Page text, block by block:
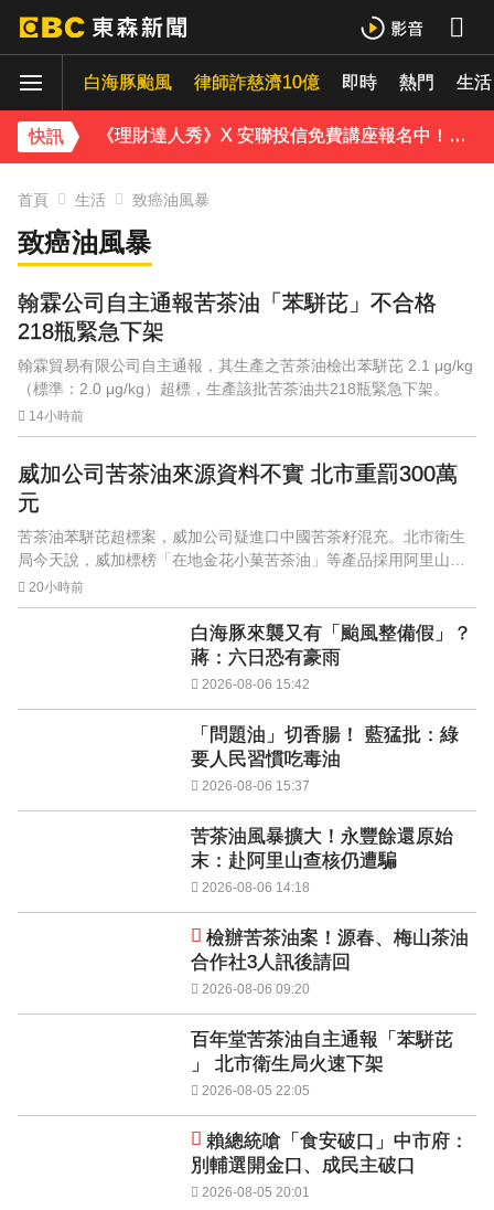
白海豚颱風 律師詐慈濟10億 即時 熱門 生活
快訊
五角大廈再公開UFO檔案 飛官阿富汗驚見「巨大三角形」
《理財達人秀》X 安聯投信免費講座報名中！搶先卡位 2027
下載東森App，隨時掌握天下大小事！
白海豚暴風圈到家門口了！今晚起豪雨狂炸
首頁 生活 致癌油風暴
致癌油風暴
翰霖公司自主通報苦茶油「苯駢芘」不合格
218瓶緊急下架
翰霖貿易有限公司自主通報，其生產之苦茶油檢出苯駢芘 2.1 μg/kg
（標準：2.0 μg/kg）超標，生產該批苦茶油共218瓶緊急下架。
14小時前
威加公司苦茶油來源資料不實 北市重罰300萬
元
苦茶油苯駢芘超標案，威加公司疑進口中國苦茶籽混充。北市衛生
局今天說，威加標榜「在地金花小菓苦茶油」等產品採用阿里山小
農苦茶籽製造，卻未能提出證明。
20小時前
白海豚來襲又有「颱風整備假」？
蔣：六日恐有豪雨
2026-08-06 15:42
「問題油」切香腸！ 藍猛批：綠
要人民習慣吃毒油
2026-08-06 15:37
苦茶油風暴擴大！永豐餘還原始
末：赴阿里山查核仍遭騙
2026-08-06 14:18
檢辦苦茶油案！源春、梅山茶油
合作社3人訊後請回
2026-08-06 09:20
百年堂苦茶油自主通報「苯駢芘
」 北市衛生局火速下架
2026-08-05 22:05
賴總統嗆「食安破口」中市府：
別輔選開金口、成民主破口
2026-08-05 20:01